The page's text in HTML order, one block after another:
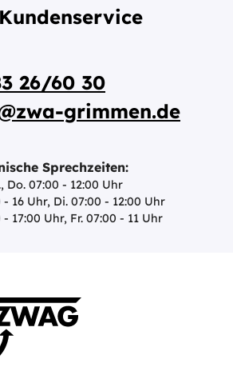
Kundenservice
26/60 30
grimmen.de
Sprechzeiten:
Do. 07:00 - 12:00 Uhr
- 16 Uhr, Di. 07:00 - 12:00 Uhr
- 17:00 Uhr, Fr. 07:00 - 11 Uhr